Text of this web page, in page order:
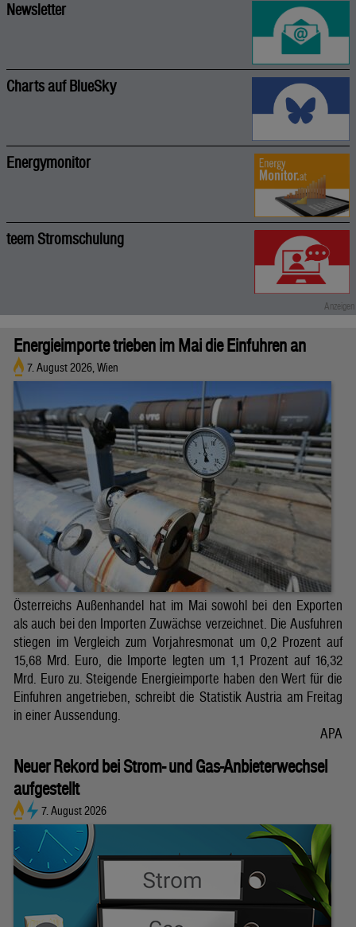
Newsletter
Charts auf BlueSky
Energymonitor
teem Stromschulung
Energieimporte trieben im Mai die Einfuhren an
7. August 2026, Wien
Österreichs Außenhandel hat im Mai sowohl bei den Exporten
als auch bei den Importen Zuwächse verzeichnet. Die Ausfuhren
stiegen im Vergleich zum Vorjahresmonat um 0,2 Prozent auf
15,68 Mrd. Euro, die Importe legten um 1,1 Prozent auf 16,32
Mrd. Euro zu. Steigende Energieimporte haben den Wert für die
Einfuhren angetrieben, schreibt die Statistik Austria am Freitag
in einer Aussendung.
APA
Neuer Rekord bei Strom- und Gas-Anbieterwechsel
aufgestellt
7. August 2026